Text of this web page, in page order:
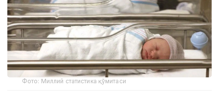
Фото: Миллий статистика қўмитаси